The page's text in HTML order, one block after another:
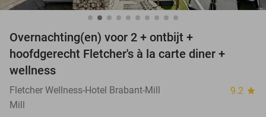
Overnachting(en) voor 2 + ontbijt +
hoofdgerecht Fletcher's à la carte diner +
wellness
Fletcher Wellness-Hotel Brabant-Mill 9.2 star
Mill